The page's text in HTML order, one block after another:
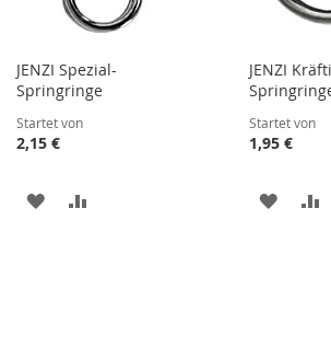
JENZI Spezial-
Springringe
Startet von
2,15 €
ZUR
JENZI
Startet von
1,95 €
ZUR